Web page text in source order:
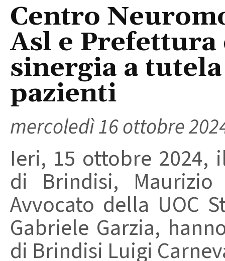
Centro
Asl e
sinergia a
pazienti
mercoledì 16 ottobre
Ieri, 15 ottobre 2024,
di Brindisi,
Avvocato della UOC
Gabriele Garzia,
di Brindisi Luigi